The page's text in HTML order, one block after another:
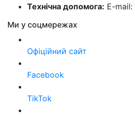
Технічна допомога: E-mail:
Ми у соцмережах
Офіційний сайт
Facebook
TikTok